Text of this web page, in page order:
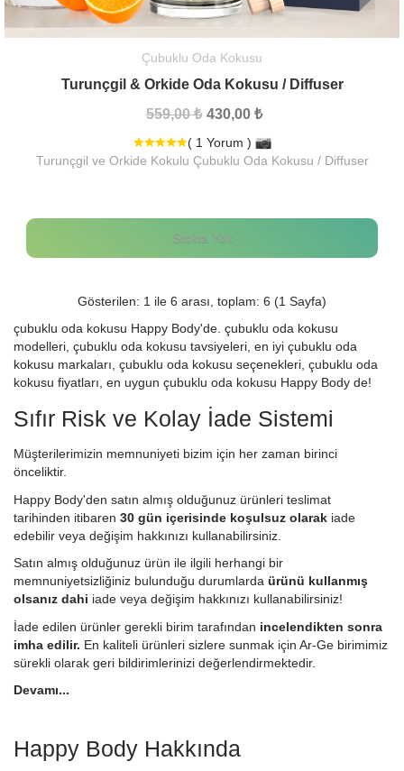
Çubuklu Oda Kokusu
Turunçgil & Orkide Oda Kokusu / Diffuser
559,00 ₺ 430,00 ₺
( 1 Yorum )
Turunçgil ve Orkide Kokulu Çubuklu Oda Kokusu / Diffuser
Stokta Yok
Gösterilen: 1 ile 6 arası, toplam: 6 (1 Sayfa)
çubuklu oda kokusu Happy Body'de. çubuklu oda kokusu
modelleri, çubuklu oda kokusu tavsiyeleri, en iyi çubuklu oda
kokusu markaları, çubuklu oda kokusu seçenekleri, çubuklu oda
kokusu fiyatları, en uygun çubuklu oda kokusu Happy Body de!
Sıfır Risk ve Kolay İade Sistemi
Müşterilerimizin memnuniyeti bizim için her zaman birinci
önceliktir.
Happy Body'den satın almış olduğunuz ürünleri teslimat
tarihinden itibaren 30 gün içerisinde koşulsuz olarak iade
edebilir veya değişim hakkınızı kullanabilirsiniz.
Satın almış olduğunuz ürün ile ilgili herhangi bir
memnuniyetsizliğiniz bulunduğu durumlarda ürünü kullanmış
olsanız dahi iade veya değişim hakkınızı kullanabilirsiniz!
İade edilen ürünler gerekli birim tarafından incelendikten sonra
imha edilir. En kaliteli ürünleri sizlere sunmak için Ar-Ge birimimiz
sürekli olarak geri bildirimlerinizi değerlendirmektedir.
Devamı...
Happy Body Hakkında